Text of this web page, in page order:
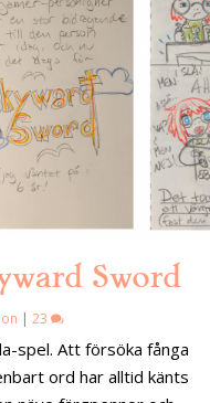
Sword
| 23
spel. Att försöka fånga
ord har alltid känts